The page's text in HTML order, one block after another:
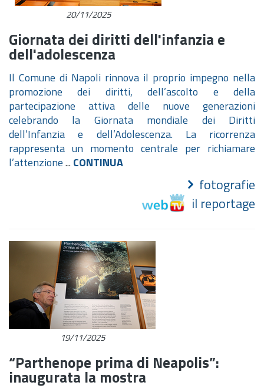
20/11/2025
Giornata dei diritti dell'infanzia e
dell'adolescenza
Il Comune di Napoli rinnova il proprio impegno nella
promozione dei diritti, dell’ascolto e della
partecipazione attiva delle nuove generazioni
celebrando la Giornata mondiale dei Diritti
dell’Infanzia e dell’Adolescenza. La ricorrenza
rappresenta un momento centrale per richiamare
l’attenzione... CONTINUA
fotografie
il reportage
19/11/2025
“Parthenope prima di Neapolis”:
inaugurata la mostra